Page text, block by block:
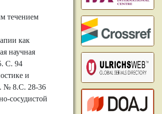
течением
как
научная
C. 94
и
№ 8.C. 28-36
сосудистой